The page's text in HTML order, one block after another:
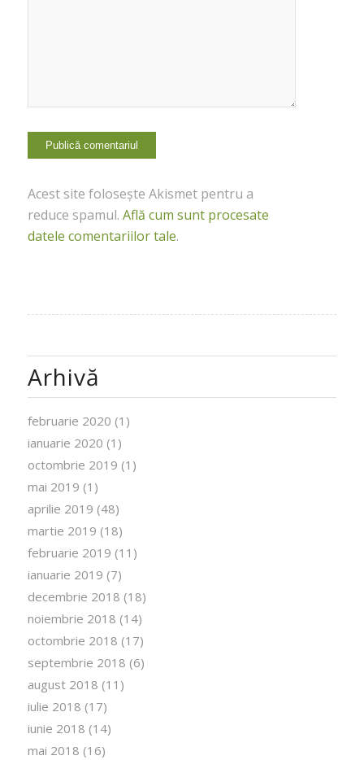
Acest site folosește Akismet pentru a
reduce spamul. Află cum sunt procesate
datele comentariilor tale.
Arhivă
februarie 2020 (1)
ianuarie 2020 (1)
octombrie 2019 (1)
mai 2019 (1)
aprilie 2019 (48)
martie 2019 (18)
februarie 2019 (11)
ianuarie 2019 (7)
decembrie 2018 (18)
noiembrie 2018 (14)
octombrie 2018 (17)
septembrie 2018 (6)
august 2018 (11)
iulie 2018 (17)
iunie 2018 (14)
mai 2018 (16)